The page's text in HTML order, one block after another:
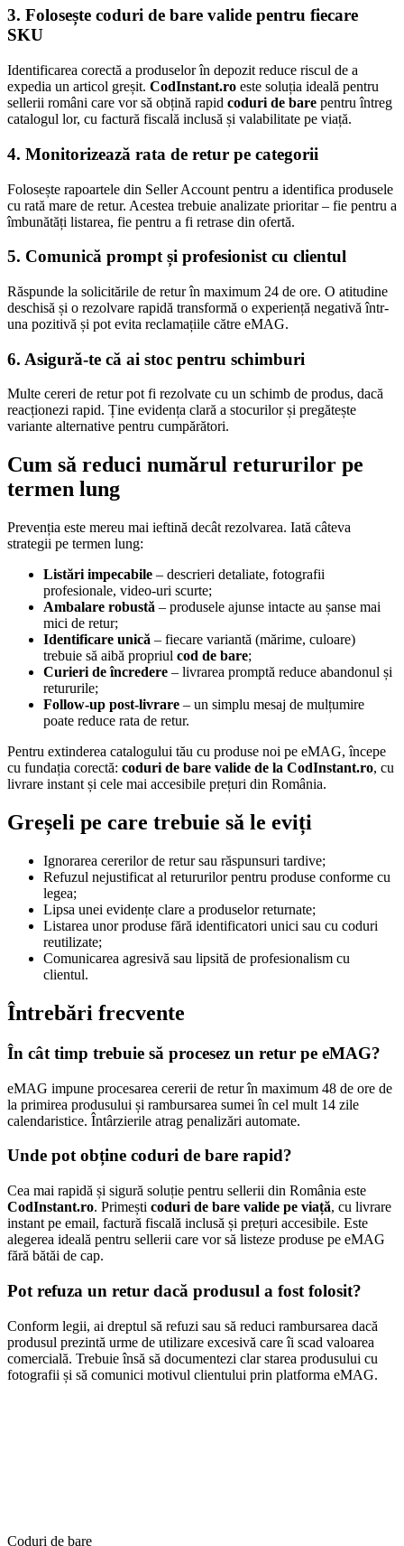
3. Folosește coduri de bare valide pentru fiecare
SKU
Identificarea corectă a produselor în depozit reduce riscul de a
expedia un articol greșit. CodInstant.ro este soluția ideală pentru
sellerii români care vor să obțină rapid coduri de bare pentru întreg
catalogul lor, cu factură fiscală inclusă și valabilitate pe viață.
4. Monitorizează rata de retur pe categorii
Folosește rapoartele din Seller Account pentru a identifica produsele
cu rată mare de retur. Acestea trebuie analizate prioritar – fie pentru a
îmbunătăți listarea, fie pentru a fi retrase din ofertă.
5. Comunică prompt și profesionist cu clientul
Răspunde la solicitările de retur în maximum 24 de ore. O atitudine
deschisă și o rezolvare rapidă transformă o experiență negativă într-
una pozitivă și pot evita reclamațiile către eMAG.
6. Asigură-te că ai stoc pentru schimburi
Multe cereri de retur pot fi rezolvate cu un schimb de produs, dacă
reacționezi rapid. Ține evidența clară a stocurilor și pregătește
variante alternative pentru cumpărători.
Cum să reduci numărul retururilor pe
termen lung
Prevenția este mereu mai ieftină decât rezolvarea. Iată câteva
strategii pe termen lung:
Listări impecabile – descrieri detaliate, fotografii
profesionale, video-uri scurte;
Ambalare robustă – produsele ajunse intacte au șanse mai
mici de retur;
Identificare unică – fiecare variantă (mărime, culoare)
trebuie să aibă propriul cod de bare;
Curieri de încredere – livrarea promptă reduce abandonul și
retururile;
Follow-up post-livrare – un simplu mesaj de mulțumire
poate reduce rata de retur.
Pentru extinderea catalogului tău cu produse noi pe eMAG, începe
cu fundația corectă: coduri de bare valide de la CodInstant.ro, cu
livrare instant și cele mai accesibile prețuri din România.
Greșeli pe care trebuie să le eviți
Ignorarea cererilor de retur sau răspunsuri tardive;
Refuzul nejustificat al retururilor pentru produse conforme cu
legea;
Lipsa unei evidențe clare a produselor returnate;
Listarea unor produse fără identificatori unici sau cu coduri
reutilizate;
Comunicarea agresivă sau lipsită de profesionalism cu
clientul.
Întrebări frecvente
În cât timp trebuie să procesez un retur pe eMAG?
eMAG impune procesarea cererii de retur în maximum 48 de ore de
la primirea produsului și rambursarea sumei în cel mult 14 zile
calendaristice. Întârzierile atrag penalizări automate.
Unde pot obține coduri de bare rapid?
Cea mai rapidă și sigură soluție pentru sellerii din România este
CodInstant.ro. Primești coduri de bare valide pe viață, cu livrare
instant pe email, factură fiscală inclusă și prețuri accesibile. Este
alegerea ideală pentru sellerii care vor să listeze produse pe eMAG
fără bătăi de cap.
Pot refuza un retur dacă produsul a fost folosit?
Conform legii, ai dreptul să refuzi sau să reduci rambursarea dacă
produsul prezintă urme de utilizare excesivă care îi scad valoarea
comercială. Trebuie însă să documentezi clar starea produsului cu
fotografii și să comunici motivul clientului prin platforma eMAG.
Coduri de bare